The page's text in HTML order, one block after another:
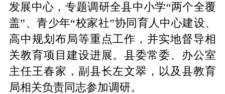
发展中心， 专题调研全县中小学“两个全覆
盖”、青少年“校家社”协同育人中心建设、
高中规划布局等重点工作，并实地督导相
关教育项目建设进展。县委常委、办公室
主任王春家，副县长左文翠，以及县教育
局相关负责同志参加调研。